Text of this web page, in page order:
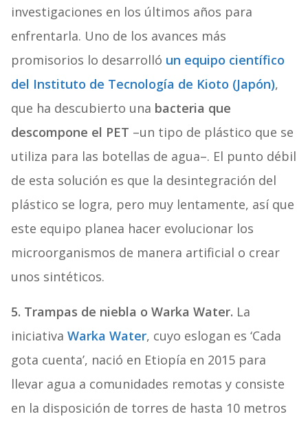
investigaciones en los últimos años para
enfrentarla. Uno de los avances más
promisorios lo desarrolló un equipo científico
del Instituto de Tecnología de Kioto (Japón),
que ha descubierto una bacteria que
descompone el PET –un tipo de plástico que se
utiliza para las botellas de agua–. El punto débil
de esta solución es que la desintegración del
plástico se logra, pero muy lentamente, así que
este equipo planea hacer evolucionar los
microorganismos de manera artificial o crear
unos sintéticos.
5. Trampas de niebla o Warka Water. La
iniciativa Warka Water, cuyo eslogan es ‘Cada
gota cuenta’, nació en Etiopía en 2015 para
llevar agua a comunidades remotas y consiste
en la disposición de torres de hasta 10 metros